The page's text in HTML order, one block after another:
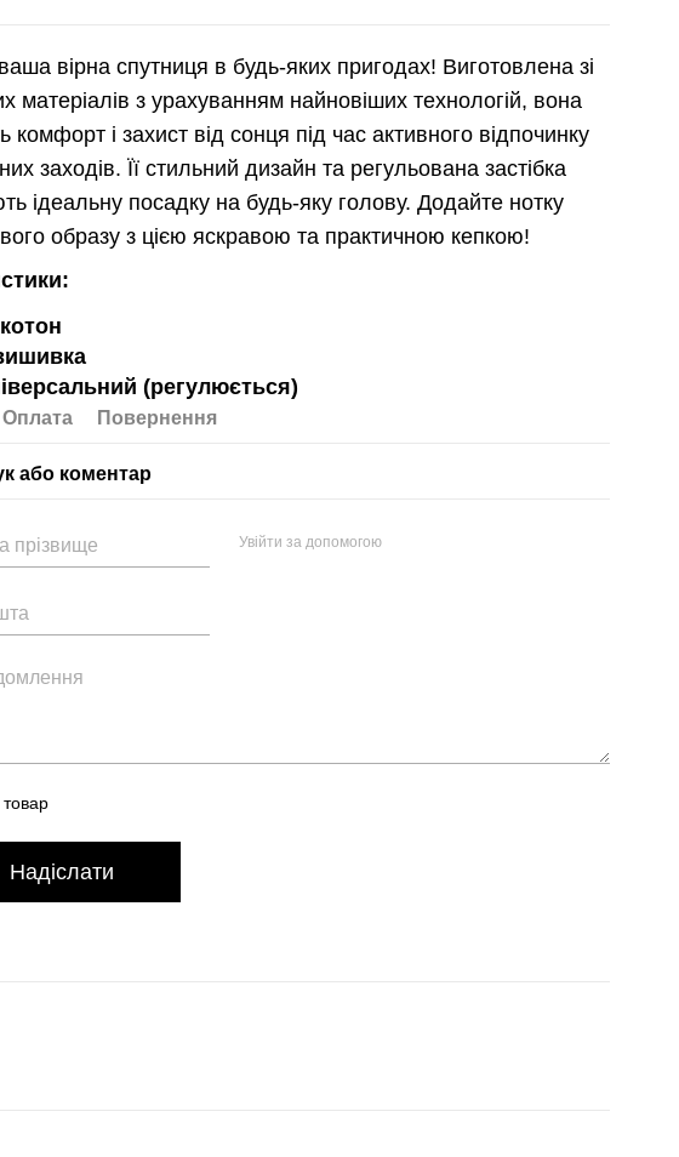
вірна спутниця в будь-яких пригодах! Виготовлена зі
матеріалів з урахуванням найновіших технологій, вона
комфорт і захист від сонця під час активного відпочинку
заходів. Її стильний дизайн та регульована застібка
ідеальну посадку на будь-яку голову. Додайте нотку
образу з цією яскравою та практичною кепкою!
(регулюється)
Оплата Повернення
або коментар
Увійти за допомогою
товар
Надіслати